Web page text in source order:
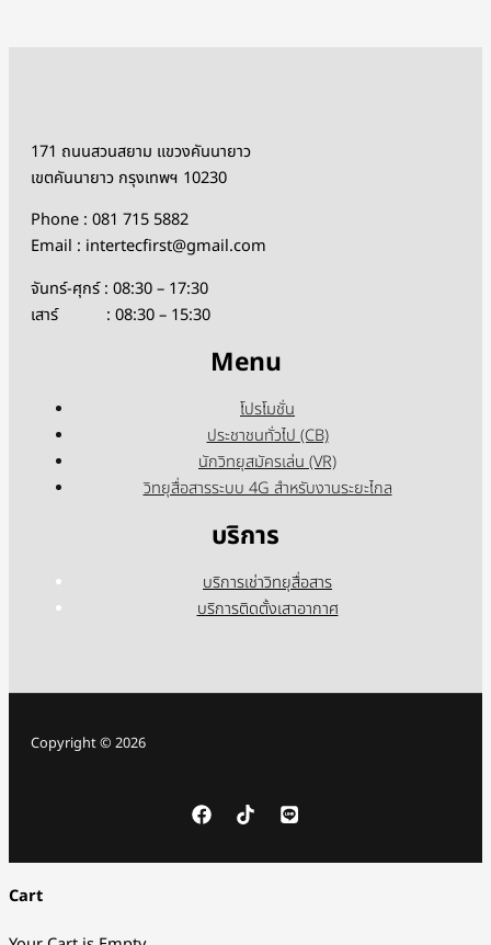
171 ถนนสวนสยาม แขวงคันนายาว
เขตคันนายาว กรุงเทพฯ 10230
Phone : 081 715 5882
Email : intertecfirst@gmail.com
จันทร์-ศุกร์ : 08:30 – 17:30
เสาร์ : 08:30 – 15:30
Menu
โปรโมชั่น
ประชาชนทั่วไป (CB)
นักวิทยุสมัครเล่น (VR)
วิทยุสื่อสารระบบ 4G สำหรับงานระยะไกล
บริการ
บริการเช่าวิทยุสื่อสาร
บริการติดตั้งเสาอากาศ
Copyright © 2026
Cart